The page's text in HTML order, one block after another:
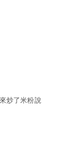
炒了米粉說